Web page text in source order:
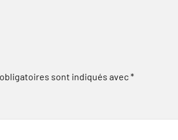
sont indiqués avec*